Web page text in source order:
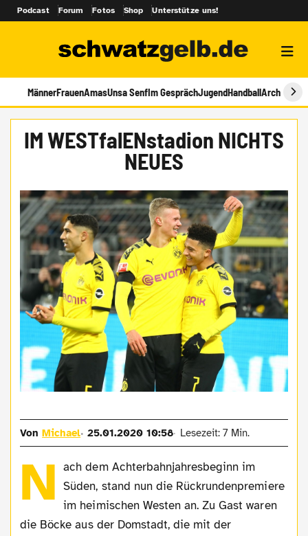
Podcast Forum Fotos Shop Unterstütze uns!
MännerFrauenAmasUnsa SenfIm GesprächJugendHandballArchiv
IM WESTfalENstadion NICHTS
NEUES
VonMichael 25.01.2020 10:58 Lesezeit: 7 Min.
N ach dem Achterbahnjahresbeginn im
Süden, stand nun die Rückrundenpremiere
im heimischen Westen an. Zu Gast waren
die Böcke aus der Domstadt, die mit der